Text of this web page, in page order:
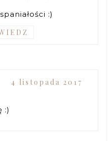
:)
4 listopada 2017
:)